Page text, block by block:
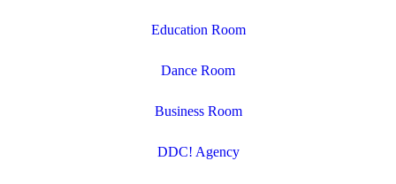
Education Room
Dance Room
Business Room
DDC! Agency